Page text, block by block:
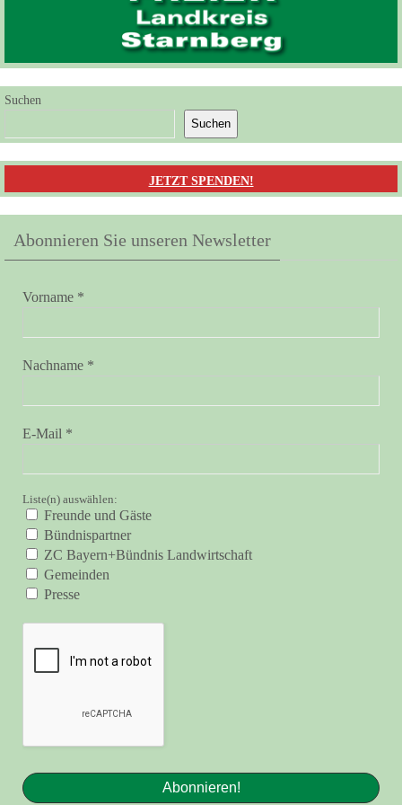
Suchen
Suchen
JETZT SPENDEN!
Abonnieren Sie unseren Newsletter
Vorname *
Nachname *
E-Mail *
Liste(n) auswählen:
Freunde und Gäste
Bündnispartner
ZC Bayern+Bündnis Landwirtschaft
Gemeinden
Presse